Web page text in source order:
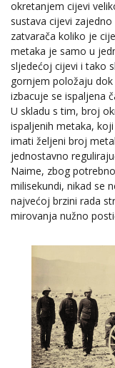
okretanjem cijevi
sustava cijevi
zatvarača koliko je
metaka je samo u
sljedećoj cijevi i tako
gornjem položaju
izbacuje se ispaljena
U skladu s tim, broj
ispaljenih metaka,
imati željeni broj
jednostavno
Naime, zbog
milisekundi, nikad se
najvećoj brzini rada
mirovanja nužno